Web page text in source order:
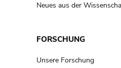
Neues aus der
FORSCHUNG
Unsere Forschung